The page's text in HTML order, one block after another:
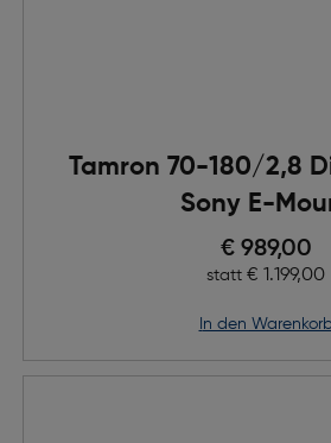
Tamron 70-180/2,8
Sony E-
Preis
€ 989,00
statt € 1.199,00
in den